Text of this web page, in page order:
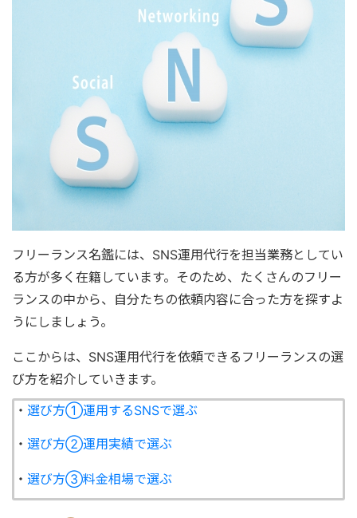
フリーランス名鑑には、SNS運用代行を担当業務としてい
る方が多く在籍しています。そのため、たくさんのフリー
ランスの中から、自分たちの依頼内容に合った方を探すよ
うにしましょう。
ここからは、SNS運用代行を依頼できるフリーランスの選
び方を紹介していきます。
・ 選び方①運用するSNSで選ぶ
・ 選び方②運用実績で選ぶ
・ 選び方③料金相場で選ぶ